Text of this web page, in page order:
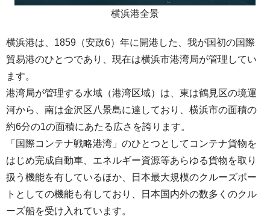
横浜港全景
横浜港は、1859（安政6）年に開港した、我が国初の国際
貿易港のひとつであり、現在は横浜市港湾局が管理してい
ます。
港湾局が管理する水域（港湾区域）は、東は鶴見区の境運
河から、南は金沢区八景島に達しており、横浜市の面積の
約6分の1の面積にあたる広さを誇ります。
「国際コンテナ戦略港湾」のひとつとしてコンテナ貨物を
はじめ完成自動車、エネルギー資源等あらゆる貨物を取り
扱う機能を有しているほか、日本最大規模のクルーズポー
トとしての機能も有しており、日本国内外の数多くのクル
ーズ船を受け入れています。